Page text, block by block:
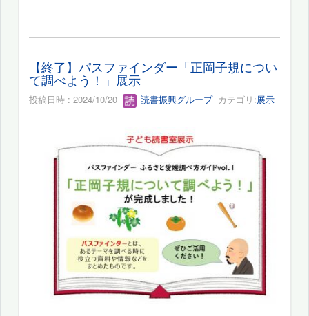
【終了】パスファインダー「正岡子規につい
て調べよう！」展示
投稿日時 : 2024/10/20 読書振興グループカテゴリ:展示